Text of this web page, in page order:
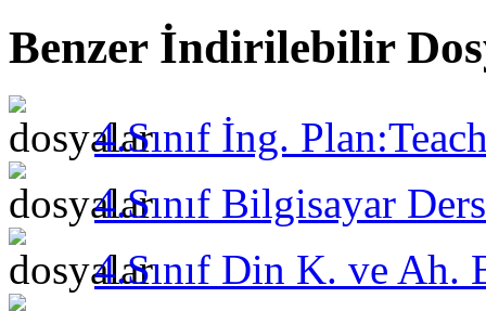
Benzer İndirilebilir
4.Sınıf İng.
4.Sınıf Bilgisayar
4.Sınıf Din K. ve Ah.